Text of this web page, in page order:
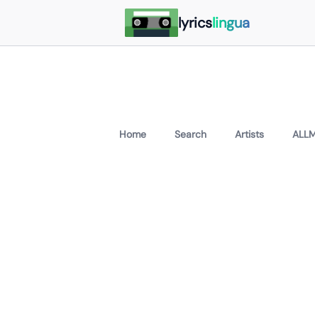
lyricslingua
Home Search Artists